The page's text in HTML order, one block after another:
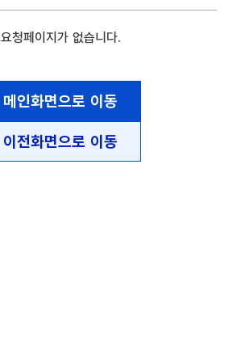
요청페이지가 없습니다.
메인화면으로 이동
이전화면으로 이동